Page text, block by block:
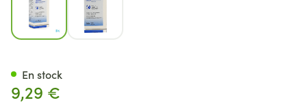
9,29 €
En stock